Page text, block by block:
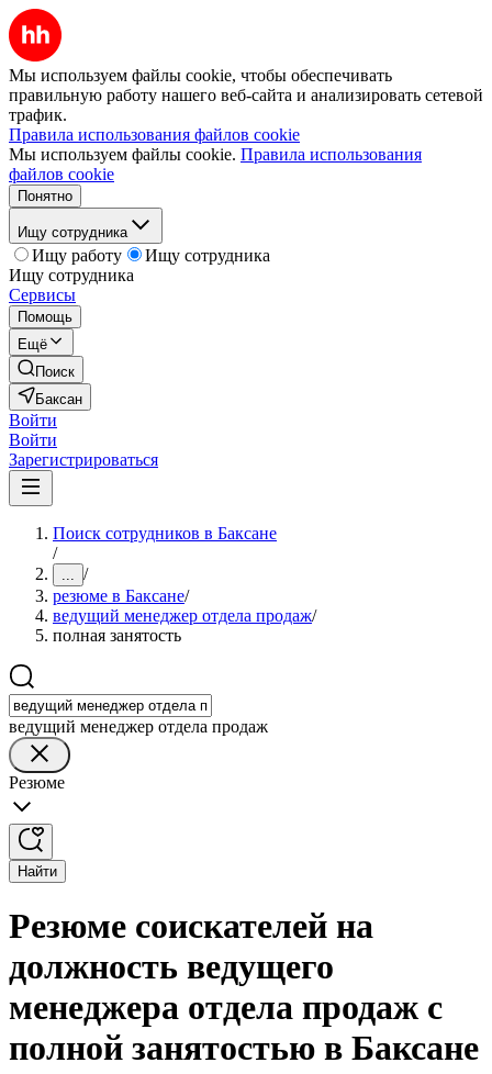
Мы используем файлы cookie, чтобы обеспечивать
правильную работу нашего веб-сайта и анализировать сетевой
трафик.
Правила использования файлов cookie
Мы используем файлы cookie. Правила использования
файлов cookie
Понятно
Ищу сотрудника
Ищу работу
Ищу сотрудника
Ищу сотрудника
Сервисы
Помощь
Ещё
Поиск
Баксан
Войти
Войти
Зарегистрироваться
Поиск сотрудников в Баксане
/
... /
резюме в Баксане/
ведущий менеджер отдела продаж/
полная занятость
ведущий менеджер отдела продаж
Резюме
Найти
Резюме соискателей на
должность ведущего
менеджера отдела продаж с
полной занятостью в Баксане